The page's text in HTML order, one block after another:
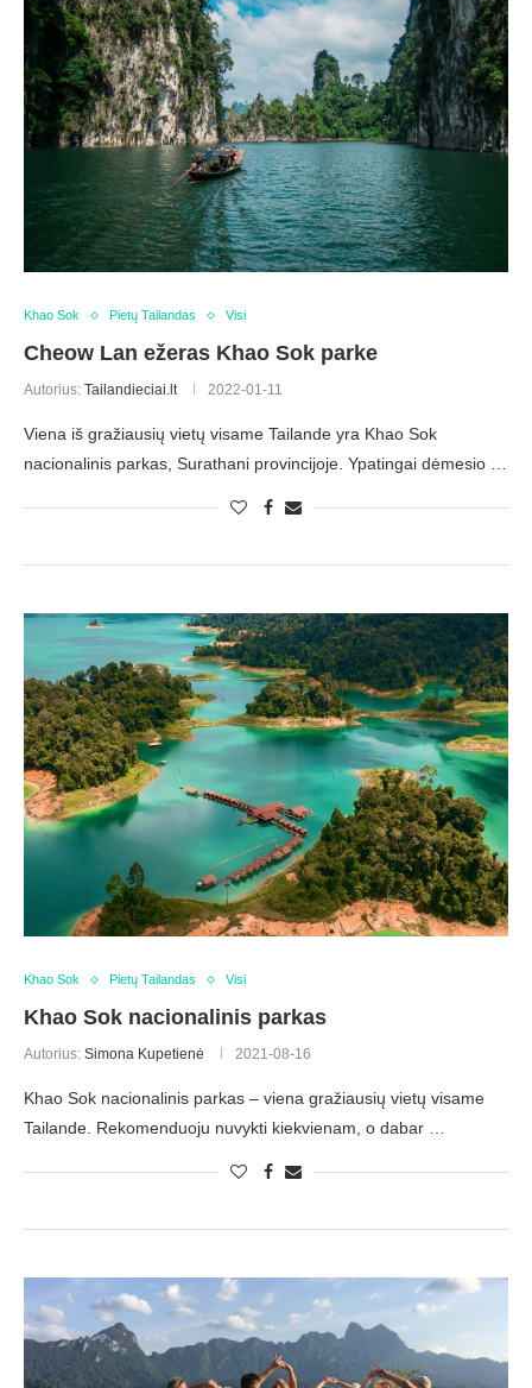
Khao Sok Pietų Tailandas Visi
Cheow Lan ežeras Khao Sok parke
Autorius: Tailandieciai.lt 2022-01-11
Viena iš gražiausių vietų visame Tailande yra Khao Sok
nacionalinis parkas, Surathani provincijoje. Ypatingai dėmesio …
Khao Sok Pietų Tailandas Visi
Khao Sok nacionalinis parkas
Autorius: Simona Kupetienė 2021-08-16
Khao Sok nacionalinis parkas – viena gražiausių vietų visame
Tailande. Rekomenduoju nuvykti kiekvienam, o dabar …